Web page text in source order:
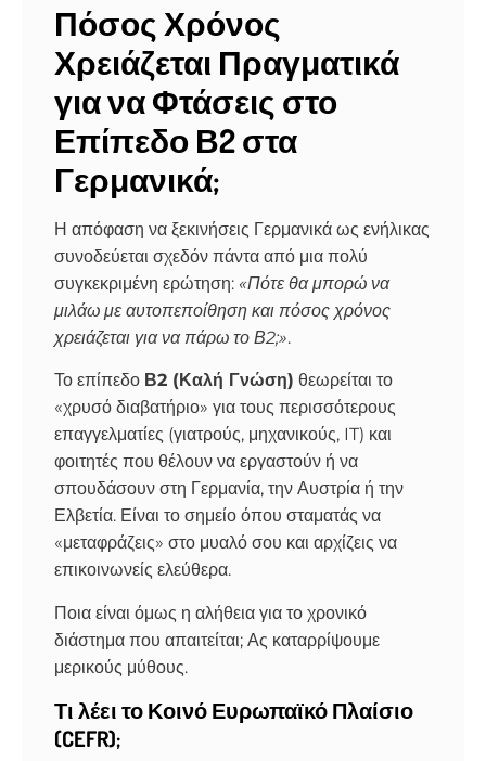
Πόσος Χρόνος
Χρειάζεται Πραγματικά
για να Φτάσεις στο
Επίπεδο Β2 στα
Γερμανικά;
Η απόφαση να ξεκινήσεις Γερμανικά ως ενήλικας
συνοδεύεται σχεδόν πάντα από μια πολύ
συγκεκριμένη ερώτηση: «Πότε θα μπορώ να
μιλάω με αυτοπεποίθηση και πόσος χρόνος
χρειάζεται για να πάρω το Β2;».
Το επίπεδο Β2 (Καλή Γνώση) θεωρείται το
«χρυσό διαβατήριο» για τους περισσότερους
επαγγελματίες (γιατρούς, μηχανικούς, IT) και
φοιτητές που θέλουν να εργαστούν ή να
σπουδάσουν στη Γερμανία, την Αυστρία ή την
Ελβετία. Είναι το σημείο όπου σταματάς να
«μεταφράζεις» στο μυαλό σου και αρχίζεις να
επικοινωνείς ελεύθερα.
Ποια είναι όμως η αλήθεια για το χρονικό
διάστημα που απαιτείται; Ας καταρρίψουμε
μερικούς μύθους.
Τι λέει το Κοινό Ευρωπαϊκό Πλαίσιο
(CEFR);